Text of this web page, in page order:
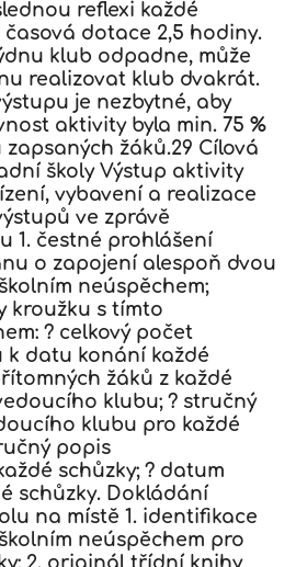
reflexi každé
dotace 2,5 hodiny.
klub odpadne, může
realizovat klub dvakrát.
je nezbytné, aby
aktivity byla min. 75 %
žáků.29 Cílová
školy Výstup aktivity
vybavení a realizace
ve zprávě
1. čestné prohlášení
o zapojení alespoň dvou
neúspěchem;
kroužku s tímto
? celkový počet
k datu konání každé
žáků z každé
klubu; ? stručný
klubu pro každé
popis
schůzky; ? datum
schůzky. Dokládání
na místě 1. identifikace
neúspěchem pro